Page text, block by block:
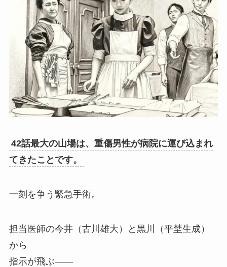
42話最大の山場は、重傷男性が病院に運び込まれ
てきたことです。
一刻を争う緊急手術。
担当医師の今井（古川雄大）と黒川（平埜生成）
から
指示が飛ぶ——